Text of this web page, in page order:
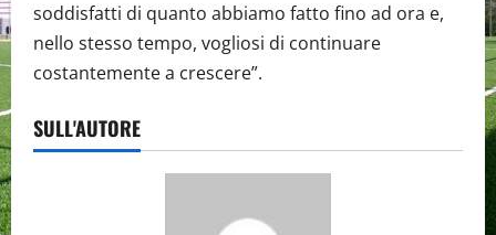
soddisfatti di quanto abbiamo fatto fino ad ora e,
nello stesso tempo, vogliosi di continuare
costantemente a crescere”.
SULL'AUTORE